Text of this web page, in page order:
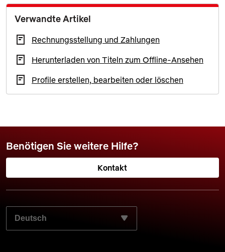
Verwandte Artikel
Rechnungsstellung und Zahlungen
Herunterladen von Titeln zum Offline-Ansehen
Profile erstellen, bearbeiten oder löschen
Benötigen Sie weitere Hilfe?
Kontakt
WÄHLEN SIE IHRE BEVORZUGTE SPRACHE AUS: